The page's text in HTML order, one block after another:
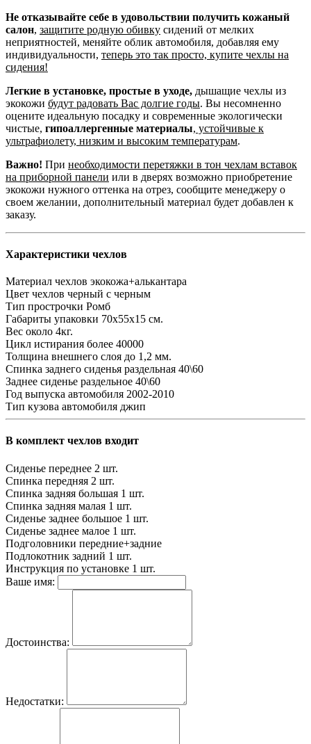
Не отказывайте себе в удовольствии получить кожаный
салон, защитите родную обивку сидений от мелких
неприятностей, меняйте облик автомобиля, добавляя ему
индивидуальности, теперь это так просто, купите чехлы на
сидения!
Легкие в установке, простые в уходе, дышащие чехлы из
экокожи будут радовать Вас долгие годы. Вы несомненно
оцените идеальную посадку и современные экологически
чистые, гипоаллергенные материалы, устойчивые к
ультрафиолету, низким и высоким температурам.
Важно! При необходимости перетяжки в тон чехлам вставок
на приборной панели или в дверях возможно приобретение
экокожи нужного оттенка на отрез, сообщите менеджеру о
своем желании, дополнительный материал будет добавлен к
заказу.
Характеристики чехлов
Материал чехлов экокожа+алькантара
Цвет чехлов черный с черным
Тип прострочки Ромб
Габариты упаковки 70х55х15 см.
Вес около 4кг.
Цикл истирания более 40000
Толщина внешнего слоя до 1,2 мм.
Спинка заднего сиденья раздельная 40\60
Заднее сиденье раздельное 40\60
Год выпуска автомобиля 2002-2010
Тип кузова автомобиля джип
В комплект чехлов входит
Сиденье переднее 2 шт.
Спинка передняя 2 шт.
Спинка задняя большая 1 шт.
Спинка задняя малая 1 шт.
Сиденье заднее большое 1 шт.
Сиденье заднее малое 1 шт.
Подголовники передние+задние
Подлокотник задний 1 шт.
Инструкция по установке 1 шт.
Ваше имя:
Достоинства:
Недостатки: